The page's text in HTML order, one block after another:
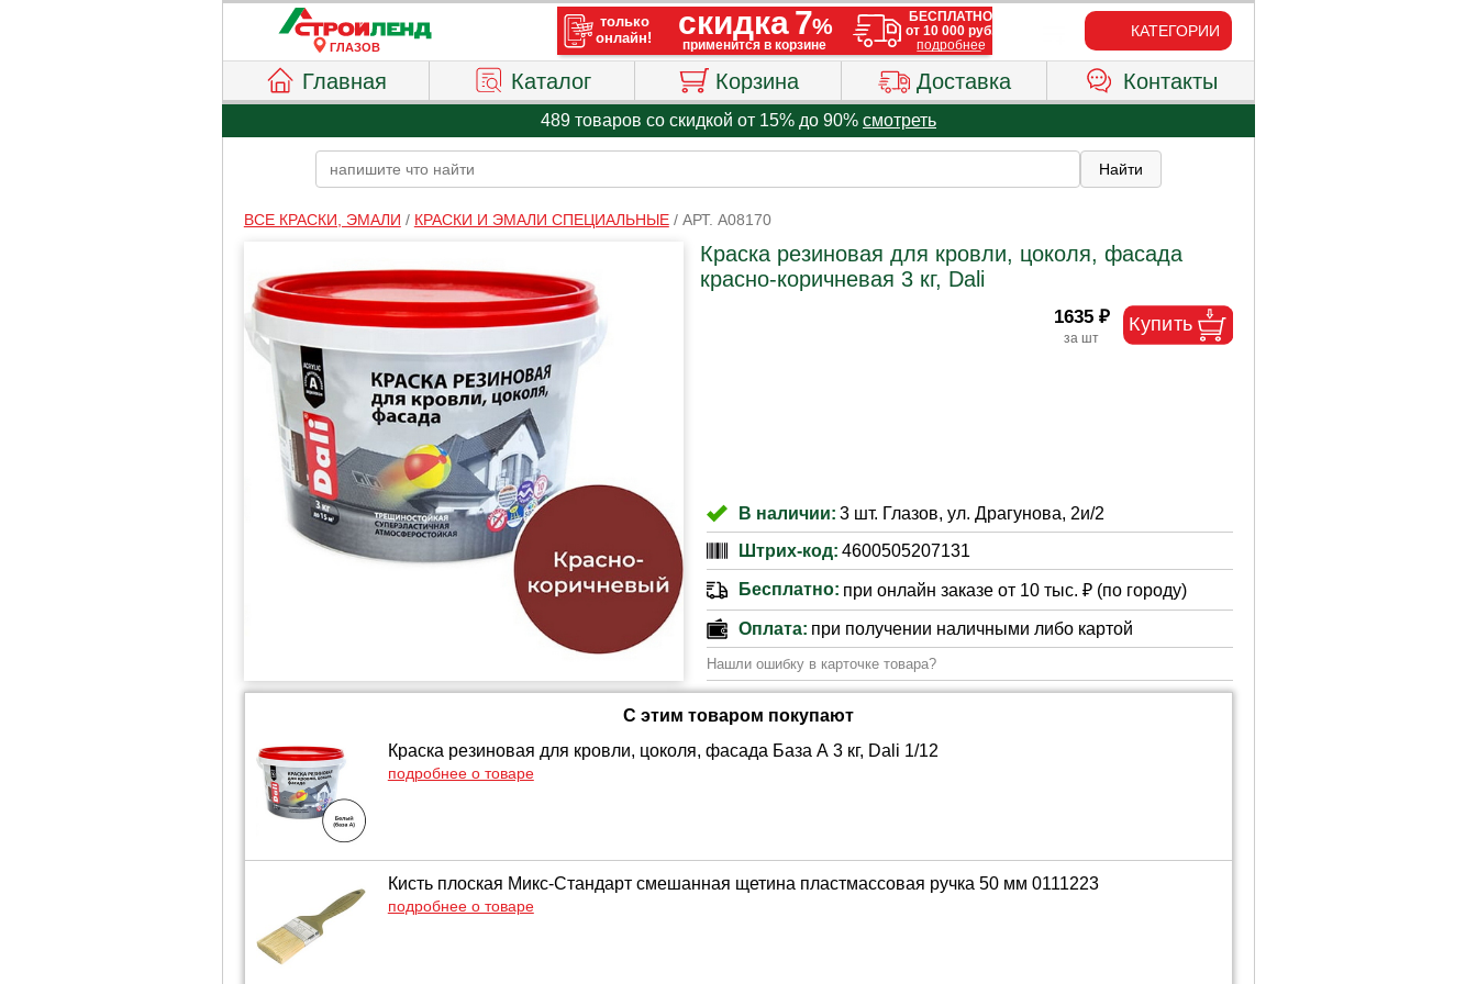
ГЛАЗОВ
КАТЕГОРИИ
Главная Каталог Корзина Доставка Контакты
489 товаров со скидкой от 15% до 90% смотреть
ВСЕ КРАСКИ, ЭМАЛИ / КРАСКИ И ЭМАЛИ СПЕЦИАЛЬНЫЕ/ АРТ. A08170
Краска резиновая для кровли, цоколя, фасада
красно-коричневая 3 кг, Dali
1635 ₽
В наличии: 3 шт. Глазов, ул. Драгунова, 2и/2
Штрих-код: 4600505207131
Бесплатно: при онлайн заказе от 10 тыс. ₽ (по городу)
Оплата: при получении наличными либо картой
Нашли ошибку в карточке товара?
С этим товаром покупают
Краска резиновая для кровли, цоколя, фасада База А 3 кг, Dali 1/12
подробнее о товаре
Кисть плоская Микс-Стандарт смешанная щетина пластмассовая ручка 50 мм 0111223
подробнее о товаре